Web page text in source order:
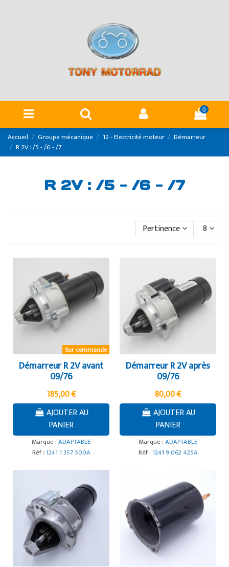
0
Accueil Groupe mécanique 12 - Electricité moteur
Démarreur
R 2V : /5 - /6 - /7
R 2V : /5 - /6 - /7
Pertinence 8
Sur commande
Démarreur R 2V avant
09/76
185,00 €
AJOUTER AU
PANIER
Marque :ADAPTABLE
Réf : 1241 1 357 500A
Démarreur R 2V après
09/76
80,00 €
AJOUTER AU
PANIER
Marque :ADAPTABLE
Réf : 1241 9 062 425A